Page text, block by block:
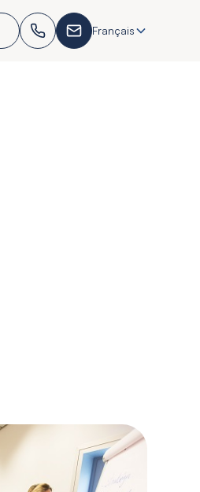
Français